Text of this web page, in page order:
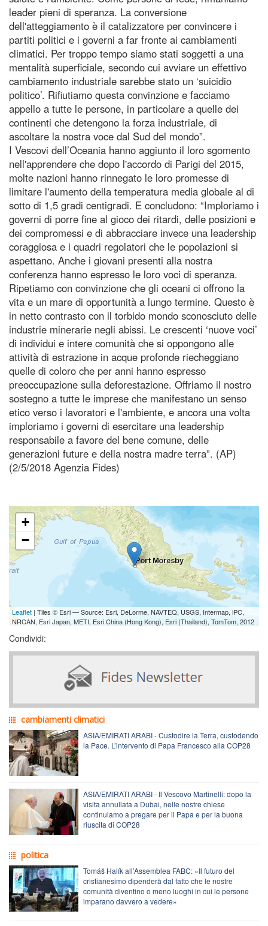
leader pieni di speranza. La conversione
dell'atteggiamento è il catalizzatore per convincere i
partiti politici e i governi a far fronte ai cambiamenti
climatici. Per troppo tempo siamo stati soggetti a una
mentalità superficiale, secondo cui avviare un effettivo
cambiamento industriale sarebbe stato un ‘suicidio
politico’. Rifiutiamo questa convinzione e facciamo
appello a tutte le persone, in particolare a quelle dei
continenti che detengono la forza industriale, di
ascoltare la nostra voce dal Sud del mondo”.
I Vescovi dell’Oceania hanno aggiunto il loro sgomento
nell'apprendere che dopo l'accordo di Parigi del 2015,
molte nazioni hanno rinnegato le loro promesse di
limitare l'aumento della temperatura media globale al di
sotto di 1,5 gradi centigradi. E concludono: “Imploriamo i
governi di porre fine al gioco dei ritardi, delle posizioni e
dei compromessi e di abbracciare invece una leadership
coraggiosa e i quadri regolatori che le popolazioni si
aspettano. Anche i giovani presenti alla nostra
conferenza hanno espresso le loro voci di speranza.
Ripetiamo con convinzione che gli oceani ci offrono la
vita e un mare di opportunità a lungo termine. Questo è
in netto contrasto con il torbido mondo sconosciuto delle
industrie minerarie negli abissi. Le crescenti ‘nuove voci’
di individui e intere comunità che si oppongono alle
attività di estrazione in acque profonde riecheggiano
quelle di coloro che per anni hanno espresso
preoccupazione sulla deforestazione. Offriamo il nostro
sostegno a tutte le imprese che manifestano un senso
etico verso i lavoratori e l'ambiente, e ancora una volta
imploriamo i governi di esercitare una leadership
responsabile a favore del bene comune, delle
generazioni future e della nostra madre terra”. (AP)
(2/5/2018 Agenzia Fides)
+
−
Leaflet | Tiles © Esri — Source: Esri, DeLorme, NAVTEQ, USGS, Intermap, iPC,
NRCAN, Esri Japan, METI, Esri China (Hong Kong), Esri (Thailand), TomTom, 2012
Condividi:
cambiamenti climatici
ASIA/EMIRATI ARABI - Custodire la Terra, custodendo
la Pace. L’intervento di Papa Francesco alla COP28
ASIA/EMIRATI ARABI - Il Vescovo Martinelli: dopo la
visita annullata a Dubai, nelle nostre chiese
continuiamo a pregare per il Papa e per la buona
riuscita di COP28
politica
Tomáš Halík all’Assemblea FABC: «Il futuro del
cristianesimo dipenderà dal fatto che le nostre
comunità diventino o meno luoghi in cui le persone
imparano davvero a vedere»